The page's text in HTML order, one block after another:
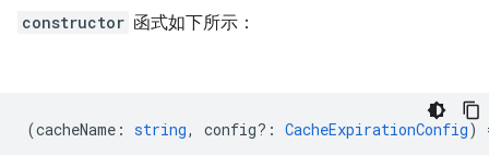
constructor 函式如下所示：
(cacheName : string, config? : CacheExpirationConfig)